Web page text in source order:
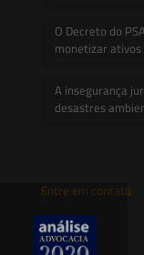
O Decreto do
monetizar
A insegurança
desastres
Entre em contato